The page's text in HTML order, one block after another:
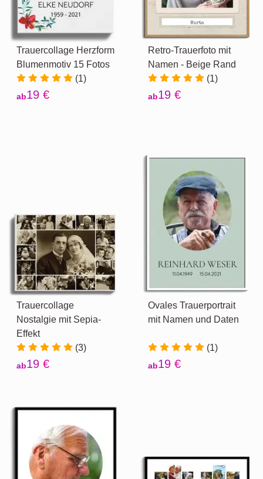
Trauercollage Herzform
Blumenmotiv 15 Fotos
(1)
ab19 €
Retro-Trauerfoto mit
Namen - Beige Rand
(1)
ab19 €
Trauercollage
Nostalgie mit Sepia-
Effekt
(3)
ab19 €
Ovales Trauerportrait
mit Namen und Daten
(1)
ab19 €